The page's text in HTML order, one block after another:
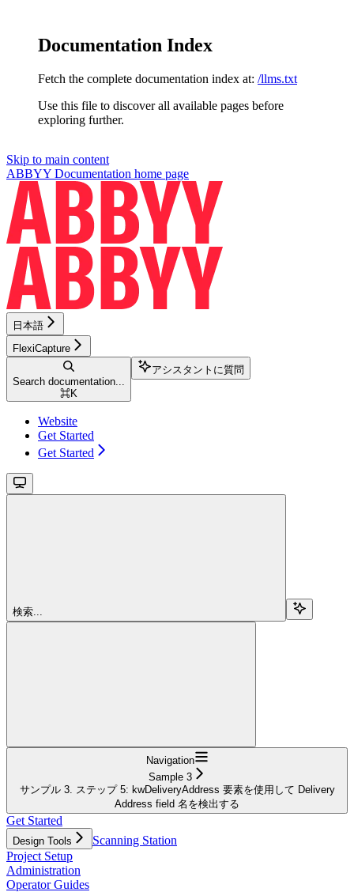
Documentation Index
Fetch the complete documentation index at: /llms.txt
Use this file to discover all available pages before
exploring further.
Skip to main content
ABBYY Documentation home page
日本語
FlexiCapture
Search documentation...
⌘K
アシスタントに質問
Website
Get Started
Get Started
検索...
Navigation
Sample 3
サンプル 3. ステップ 5: kwDeliveryAddress 要素を使用して Delivery
Address field 名を検出する
Get Started
Design Tools
Scanning Station
Project Setup
Administration
Operator Guides